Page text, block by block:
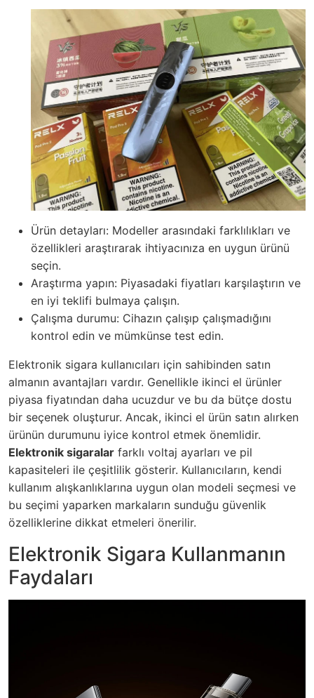
Ürün detayları: Modeller arasındaki farklılıkları ve
özellikleri araştırarak ihtiyacınıza en uygun ürünü
seçin.
Araştırma yapın: Piyasadaki fiyatları karşılaştırın ve
en iyi teklifi bulmaya çalışın.
Çalışma durumu: Cihazın çalışıp çalışmadığını
kontrol edin ve mümkünse test edin.
Elektronik sigara kullanıcıları için sahibinden satın
almanın avantajları vardır. Genellikle ikinci el ürünler
piyasa fiyatından daha ucuzdur ve bu da bütçe dostu
bir seçenek oluşturur. Ancak, ikinci el ürün satın alırken
ürünün durumunu iyice kontrol etmek önemlidir.
Elektronik sigaralar farklı voltaj ayarları ve pil
kapasiteleri ile çeşitlilik gösterir. Kullanıcıların, kendi
kullanım alışkanlıklarına uygun olan modeli seçmesi ve
bu seçimi yaparken markaların sunduğu güvenlik
özelliklerine dikkat etmeleri önerilir.
Elektronik Sigara Kullanmanın
Faydaları